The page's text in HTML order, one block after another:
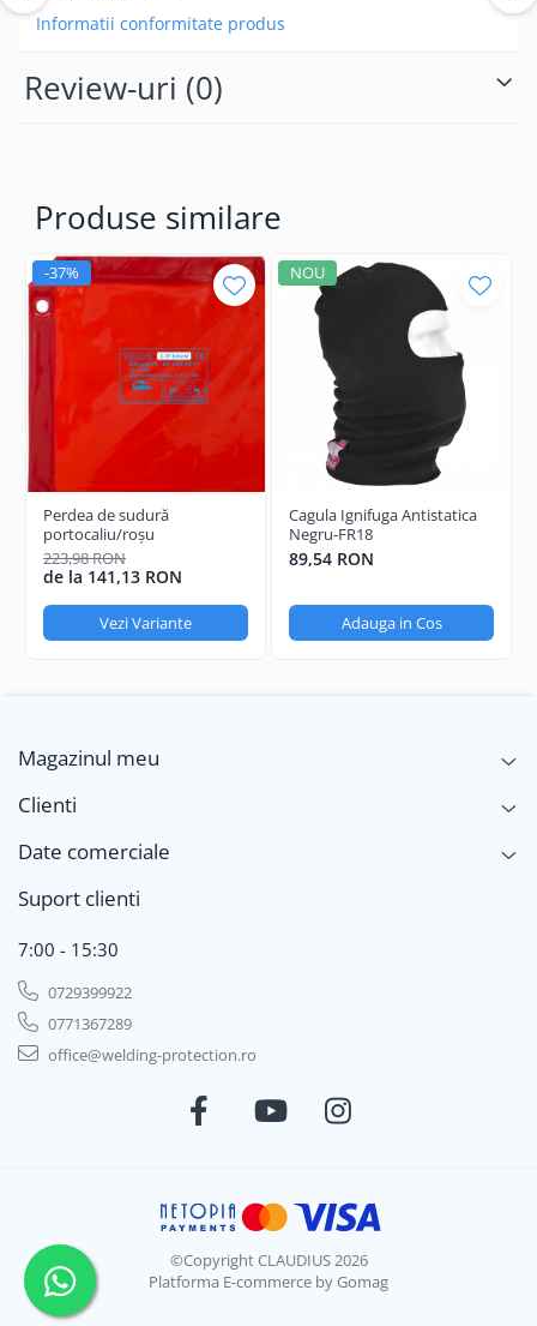
Informatii conformitate produs
Review-uri (0)
Produse similare
-37%
Perdea de sudură
portocaliu/roşu
223,98 RON
de la 141,13 RON
Vezi Variante
NOU
Cagula Ignifuga Antistatica
Negru-FR18
89,54 RON
Adauga in Cos
Magazinul meu
Clienti
Date comerciale
Suport clienti
7:00 - 15:30
0729399922
0771367289
office@welding-protection.ro
©Copyright CLAUDIUS 2026
Platforma E-commerce by Gomag